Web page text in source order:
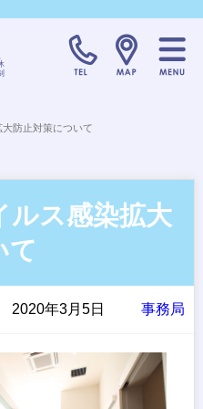
TELL:0120-
防止対策について
ルス感染拡大
て
事務局
2020年3月5日